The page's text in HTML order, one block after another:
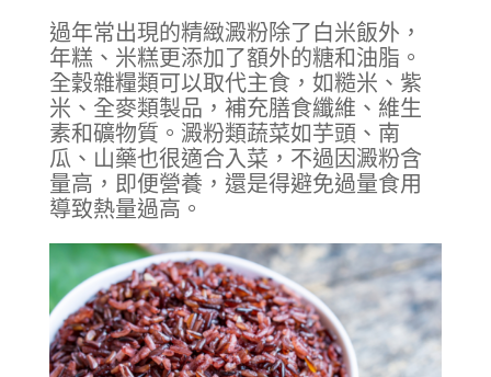
過年常出現的精緻澱粉除了白米飯外，
年糕、米糕更添加了額外的糖和油脂。
全穀雜糧類可以取代主食，如糙米、紫
米、全麥類製品，補充膳食纖維、維生
素和礦物質。澱粉類蔬菜如芋頭、南
瓜、山藥也很適合入菜，不過因澱粉含
量高，即便營養，還是得避免過量食用
導致熱量過高。